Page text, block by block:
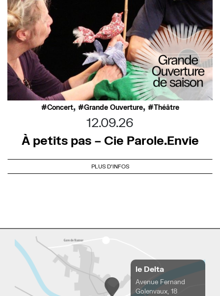
Concert, Grande Ouverture, Théâtre
12.09.26
À petits pas – Cie Parole.Envie
PLUS D'INFOS
le Delta
Avenue Fernand
Golenvaux, 18